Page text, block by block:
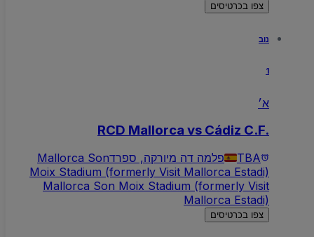
צפו בכרטיסים
נוב
א׳
RCD Mallorca vs Cádiz C.F.
TBA פלמה דה מיורקה, ספרדMallorca Son
Moix Stadium (formerly Visit Mallorca Estadi)
Mallorca Son Moix Stadium (formerly Visit
Mallorca Estadi)
צפו בכרטיסים